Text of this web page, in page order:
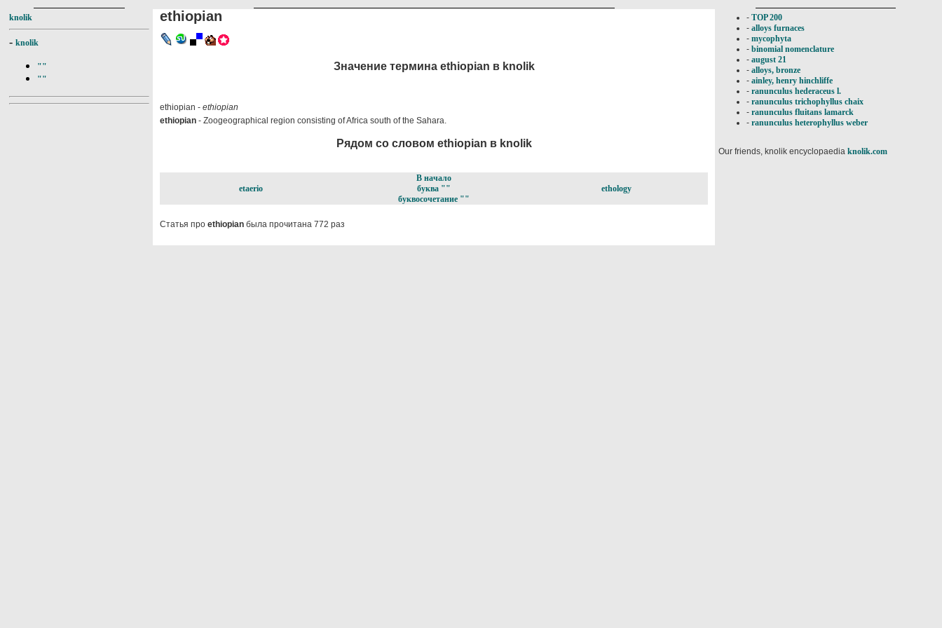
knolik
- knolik
""
""
ethiopian
Значение термина ethiopian в knolik
ethiopian - ethiopian
ethiopian - Zoogeographical region consisting of Africa south of the Sahara.
Рядом со словом ethiopian в knolik
etaerio
В начало
буква ""
буквосочетание ""
ethology
Статья про ethiopian была прочитана 772 раз
- TOP 200
- alloys furnaces
- mycophyta
- binomial nomenclature
- august 21
- alloys, bronze
- ainley, henry hinchliffe
- ranunculus hederaceus l.
- ranunculus trichophyllus chaix
- ranunculus fluitans lamarck
- ranunculus heterophyllus weber
Our friends, knolik encyclopaedia knolik.com